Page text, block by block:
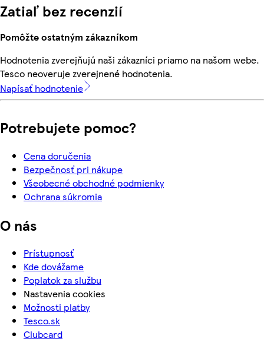
Zatiaľ bez recenzií
Pomôžte ostatným zákazníkom
Hodnotenia zverejňujú naši zákazníci priamo na našom webe.
Tesco neoveruje zverejnené hodnotenia.
Napísať hodnotenie
Potrebujete pomoc?
Cena doručenia
Bezpečnosť pri nákupe
Všeobecné obchodné podmienky
Ochrana súkromia
O nás
Prístupnosť
Kde dovážame
Poplatok za službu
Nastavenia cookies
Možnosti platby
Tesco.sk
Clubcard